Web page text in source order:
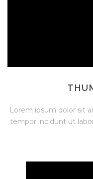
Lorem ipsum dolor sit
tempor incidunt ut